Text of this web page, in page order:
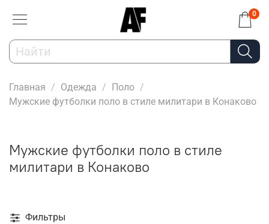
0
Главная Одежда
Поло
Мужские футболки поло в стиле милитари в Конаково
Мужские футболки поло в стиле
милитари в Конаково
Фильтры